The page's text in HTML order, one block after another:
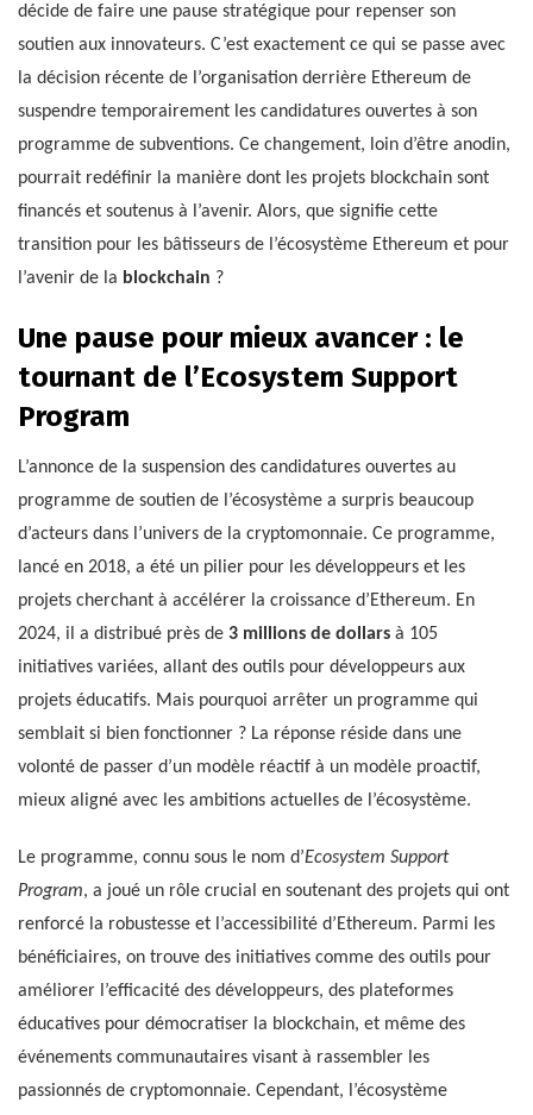
décide de faire une pause stratégique pour repenser son
soutien aux innovateurs. C’est exactement ce qui se passe avec
la décision récente de l’organisation derrière Ethereum de
suspendre temporairement les candidatures ouvertes à son
programme de subventions. Ce changement, loin d’être anodin,
pourrait redéfinir la manière dont les projets blockchain sont
financés et soutenus à l’avenir. Alors, que signifie cette
transition pour les bâtisseurs de l’écosystème Ethereum et pour
l’avenir de la blockchain ?
Une pause pour mieux avancer : le
tournant de l’Ecosystem Support
Program
L’annonce de la suspension des candidatures ouvertes au
programme de soutien de l’écosystème a surpris beaucoup
d’acteurs dans l’univers de la cryptomonnaie. Ce programme,
lancé en 2018, a été un pilier pour les développeurs et les
projets cherchant à accélérer la croissance d’Ethereum. En
2024, il a distribué près de 3 millions de dollars à 105
initiatives variées, allant des outils pour développeurs aux
projets éducatifs. Mais pourquoi arrêter un programme qui
semblait si bien fonctionner ? La réponse réside dans une
volonté de passer d’un modèle réactif à un modèle proactif,
mieux aligné avec les ambitions actuelles de l’écosystème.
Le programme, connu sous le nom d’Ecosystem Support
Program, a joué un rôle crucial en soutenant des projets qui ont
renforcé la robustesse et l’accessibilité d’Ethereum. Parmi les
bénéficiaires, on trouve des initiatives comme des outils pour
améliorer l’efficacité des développeurs, des plateformes
éducatives pour démocratiser la blockchain, et même des
événements communautaires visant à rassembler les
passionnés de cryptomonnaie. Cependant, l’écosystème